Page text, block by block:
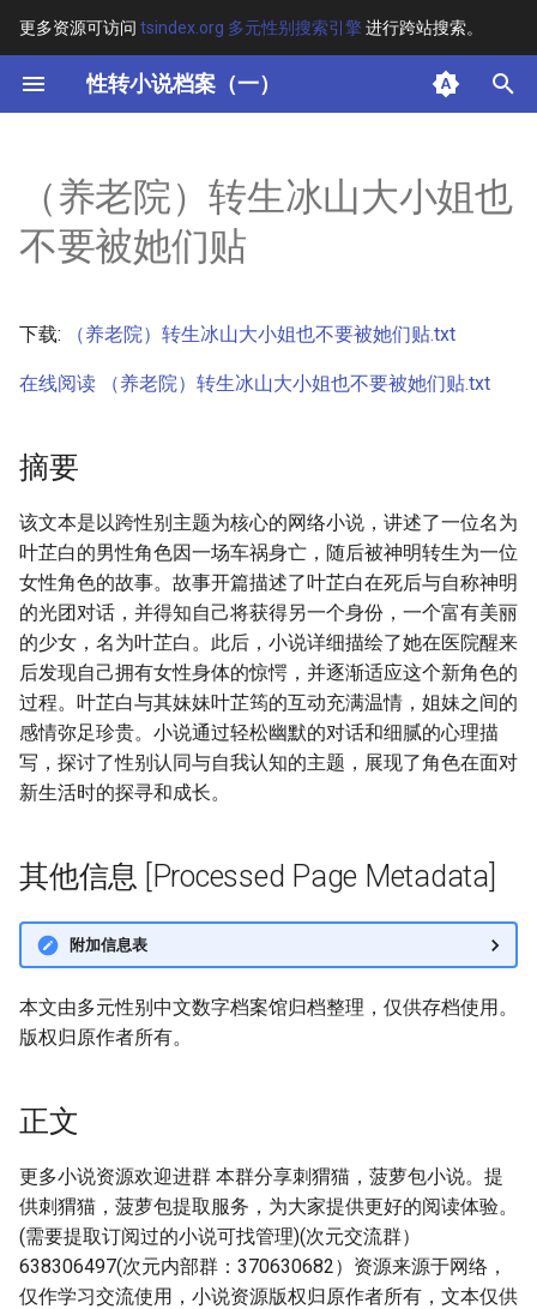
更多资源可访问 tsindex.org 多元性别搜索引擎进行跨站搜索。
性转小说档案（一）
键
始
索
其他信息 [Processed Page
Metadata]
（养老院）转生冰山大小姐也
不要被她们贴
下载: （养老院）转生冰山大小姐也不要被她们贴.txt
在线阅读 （养老院）转生冰山大小姐也不要被她们贴.txt
摘要
该文本是以跨性别主题为核心的网络小说，讲述了一位名为
叶芷白的男性角色因一场车祸身亡，随后被神明转生为一位
女性角色的故事。故事开篇描述了叶芷白在死后与自称神明
的光团对话，并得知自己将获得另一个身份，一个富有美丽
的少女，名为叶芷白。此后，小说详细描绘了她在医院醒来
后发现自己拥有女性身体的惊愕，并逐渐适应这个新角色的
过程。叶芷白与其妹妹叶芷筠的互动充满温情，姐妹之间的
感情弥足珍贵。小说通过轻松幽默的对话和细腻的心理描
写，探讨了性别认同与自我认知的主题，展现了角色在面对
新生活时的探寻和成长。
其他信息 [Processed Page Metadata]
附加信息表
本文由多元性别中文数字档案馆归档整理，仅供存档使用。
版权归原作者所有。
正文
更多小说资源欢迎进群 本群分享刺猬猫，菠萝包小说。提
供刺猬猫，菠萝包提取服务，为大家提供更好的阅读体验。
(需要提取订阅过的小说可找管理)(次元交流群）
638306497(次元内部群：370630682）资源来源于网络，
仅作学习交流使用，小说资源版权归原作者所有，文本仅供